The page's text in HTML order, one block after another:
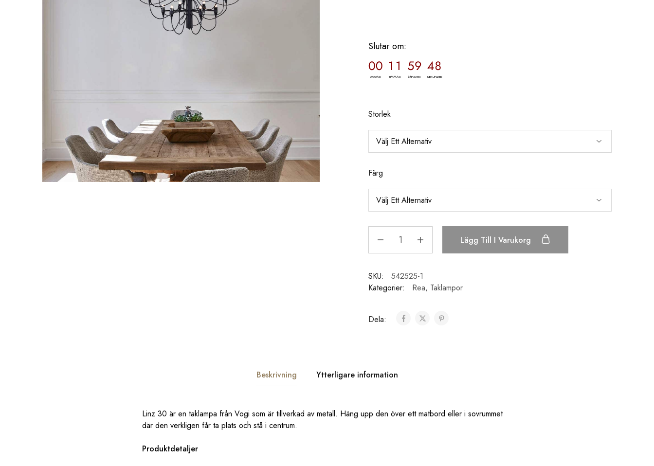
Slutar om:
00
DAGAR
11
TIMMAR
59
MINUTER
47
SEKUNDER
Storlek
Färg
Lägg Till I Varukorg
SKU:
542525-1
Kategorier:
Rea, Taklampor
Dela:
Beskrivning Ytterligare information
Linz 30 är en taklampa från Vogi som är tillverkad av metall. Häng upp den över ett matbord eller i sovrummet
där den verkligen får ta plats och stå i centrum.
Produktdetaljer